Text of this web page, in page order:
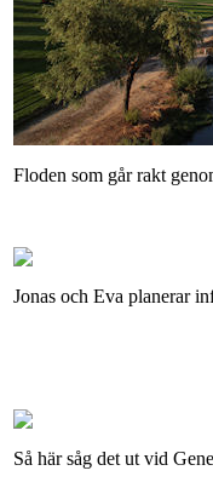
Floden som går rakt
Jonas och Eva planerar
Så här såg det ut vid